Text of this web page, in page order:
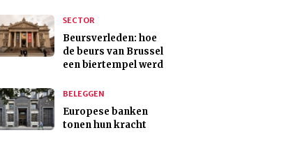
SECTOR
Beursverleden: hoe
de beurs van Brussel
een biertempel werd
BELEGGEN
Europese banken
tonen hun kracht